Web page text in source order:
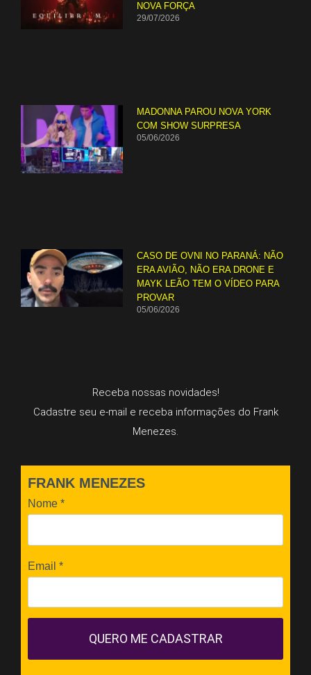
NOVA FORÇA
29/07/2026
MADONNA PAROU NOVA YORK
COM SHOW SURPRESA
05/06/2026
CASO DE OVNI NO PARANÁ: NÃO
ERA AVIÃO, NÃO ERA DRONE E
MAYK LEÃO TEM O VÍDEO PARA
PROVAR
05/06/2026
Receba nossas novidades!
Cadastre seu e-mail e receba informações do Frank
Menezes.
FRANK MENEZES
Nome *
Email *
QUERO ME CADASTRAR